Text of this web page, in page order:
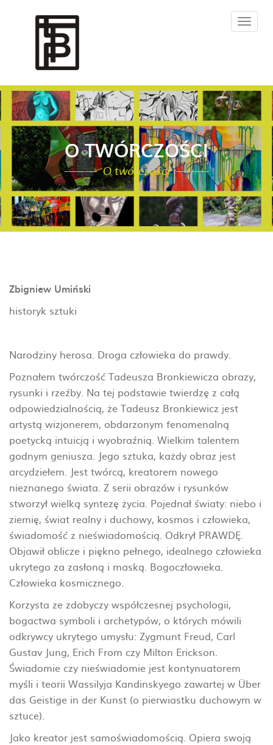
O TWÓRCZOŚCI
O twórczości
Zbigniew Umiński
historyk sztuki
Narodziny herosa. Droga człowieka do prawdy.
Poznałem twórczość Tadeusza Bronkiewicza obrazy,
rysunki i rzeźby. Na tej podstawie twierdzę z całą
odpowiedzialnością, że Tadeusz Bronkiewicz jest
artystą wizjonerem, obdarzonym fenomenalną
poetycką intuicją i wyobraźnią. Wielkim talentem
godnym geniusza. Jego sztuka, każdy obraz jest
arcydziełem. Jest twórcą, kreatorem nowego
nieznanego świata. Z serii obrazów i rysunków
stworzył wielką syntezę życia. Pojednał światy: niebo i
ziemię, świat realny i duchowy, kosmos i człowieka,
świadomość z nieświadomością. Odkrył PRAWDĘ.
Objawił oblicze i piękno pełnego, idealnego człowieka
ukrytego za zasłoną i maską. Bogoczłowieka.
Człowieka kosmicznego.
Korzysta ze zdobyczy współczesnej psychologii,
bogactwa symboli i archetypów, o których mówili
odkrywcy ukrytego umysłu: Zygmunt Freud, Carl
Gustav Jung, Erich From czy Milton Erickson.
Świadomie czy nieświadomie jest kontynuatorem
myśli i teorii Wassilyja Kandinskyego zawartej w Über
das Geistige in der Kunst (o pierwiastku duchowym w
sztuce).
Jako kreator jest samoświadomością. Opiera swoją